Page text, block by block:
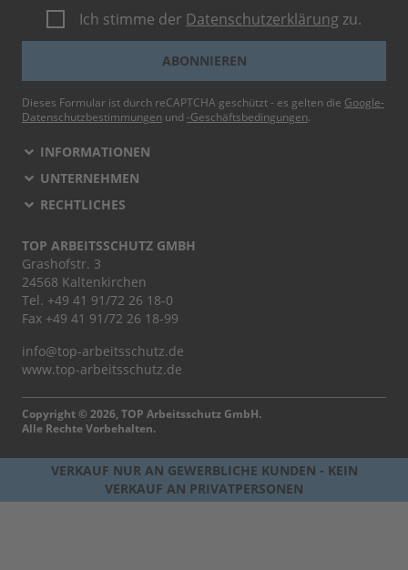
Ich stimme der Datenschutzerklärung zu.
ABONNIEREN
Dieses Formular ist durch reCAPTCHA geschützt - es gelten die Google-
Datenschutzbestimmungen und -Geschäftsbedingungen.
INFORMATIONEN
UNTERNEHMEN
RECHTLICHES
TOP ARBEITSSCHUTZ GMBH
Grashofstr. 3
24568 Kaltenkirchen
Tel. +49 41 91/72 26 18-0
Fax +49 41 91/72 26 18-99
info@top-arbeitsschutz.de
www.top-arbeitsschutz.de
Copyright © 2026, TOP Arbeitsschutz GmbH.
Alle Rechte Vorbehalten.
VERKAUF NUR AN GEWERBLICHE KUNDEN - KEIN
VERKAUF AN PRIVATPERSONEN